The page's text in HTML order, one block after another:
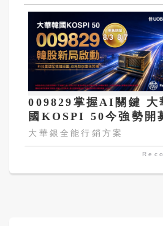
009829掌握AI關鍵 大
國KOSPI 50今強勢開
大華銀全能行銷方案